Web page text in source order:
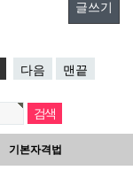
글쓰기
다음 맨끝
기본자격법